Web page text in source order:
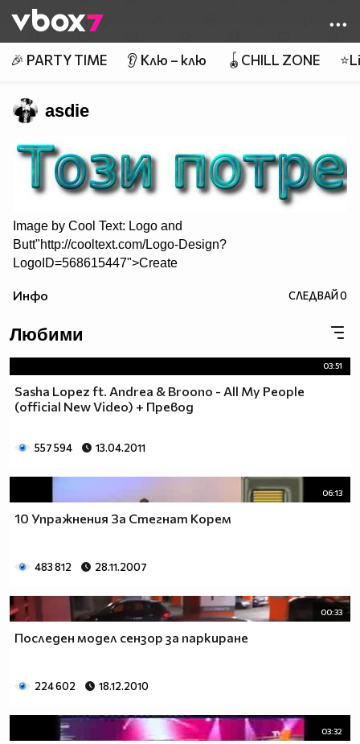
👾
🎉 PARTY TIME 👂 Клю – клю 🪀CHILL ZONE
asdie
Image by Cool Text: Logo and
Butt"http://cooltext.com/Logo-Design?
LogoID=568615447">Create
Инфо СЛЕДВАЙ0
Любими
03:51
Sasha Lopez ft. Andrea & Broono - All My People
(official New Video) + Превод
557 594 13.04.2011
06:13
10 Упражнения За Стегнат Корем
483 812 28.11.2007
00:33
Последен модел сензор за паркиране
224 602 18.12.2010
03:32